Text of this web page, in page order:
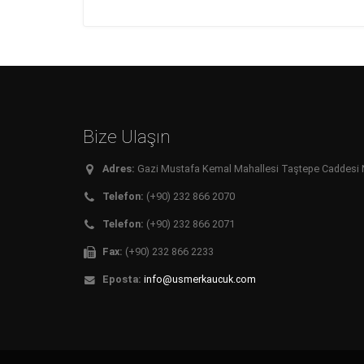
Bize Ulaşın
Adres: Gazi Mustafa Kemal Mahallesi Taştepe Caddesi
Telefon: (+90) 232 866 2070
Telefon: (+90) 232 866 2071
Fax: (+90) 232 866 2233
Eposta: info@usmerkaucuk.com